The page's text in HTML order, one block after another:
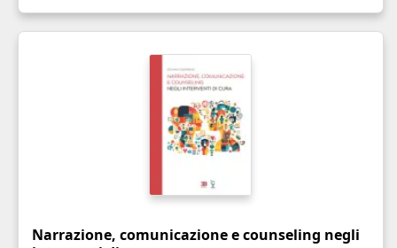
Narrazione, comunicazione e counseling negli